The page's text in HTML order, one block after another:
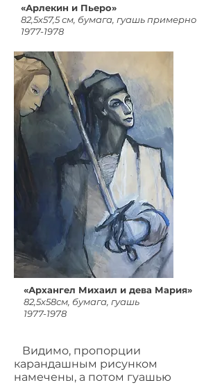
«Арлекин и Пьеро»
82,5х57,5 см, бумага, гуашь примерно
1977-1978
«Архангел Михаил и дева Мария»
82,5х58см, бумага, гуашь
1977-1978
Видимо, пропорции
карандашным рисунком
намечены, а потом гуашью